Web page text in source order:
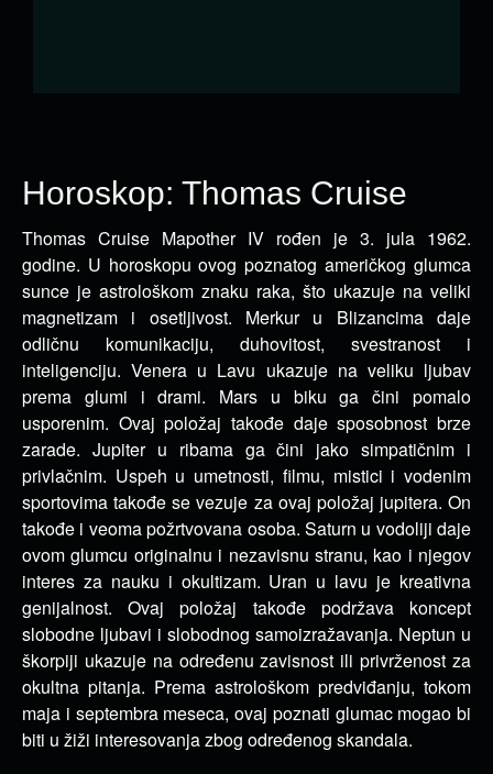
Horoskop: Thomas Cruise
Thomas Cruise Mapother IV rođen je 3. jula 1962.
godine. U horoskopu ovog poznatog američkog glumca
sunce je astrološkom znaku raka, što ukazuje na veliki
magnetizam i osetljivost. Merkur u Blizancima daje
odličnu komunikaciju, duhovitost, svestranost i
inteligenciju. Venera u Lavu ukazuje na veliku ljubav
prema glumi i drami. Mars u biku ga čini pomalo
usporenim. Ovaj položaj takođe daje sposobnost brze
zarade. Jupiter u ribama ga čini jako simpatičnim i
privlačnim. Uspeh u umetnosti, filmu, mistici i vodenim
sportovima takođe se vezuje za ovaj položaj jupitera. On
takođe i veoma požrtvovana osoba. Saturn u vodoliji daje
ovom glumcu originalnu i nezavisnu stranu, kao i njegov
interes za nauku i okultizam. Uran u lavu je kreativna
genijalnost. Ovaj položaj takođe podržava koncept
slobodne ljubavi i slobodnog samoizražavanja. Neptun u
škorpiji ukazuje na određenu zavisnost ili privrženost za
okultna pitanja. Prema astrološkom predviđanju, tokom
maja i septembra meseca, ovaj poznati glumac mogao bi
biti u žiži interesovanja zbog određenog skandala.